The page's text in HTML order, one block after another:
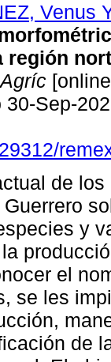
Venus
región
Sep-
de
y
el
se les
de